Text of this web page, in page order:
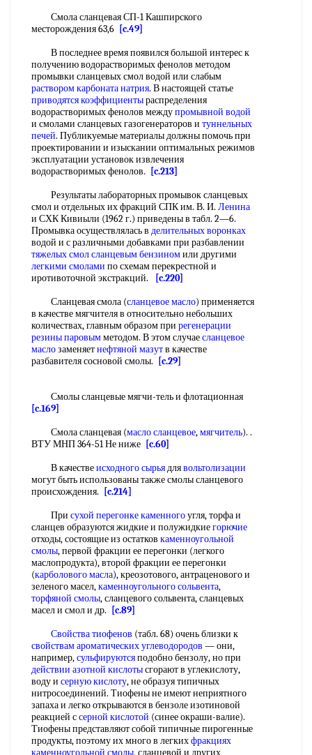
Смола сланцевая СП-1 Кашпирского
месторождения 63,6 [c.49]
В последнее время появился большой интерес к
получению водорастворимых фенолов методом
промывки сланцевых смол водой или слабым
раствором карбоната натрия. В настоящей статье
приводятся коэффициентыраспределения
водорастворимых фенолов междупромывной водой
и смолами сланцевых газогенераторов и туннельных
печей. Публикуемые материалы должны помочь при
проектировании и изыскании оптимальных режимов
эксплуатации установок извлечения
водорастворимых фенолов.
[c.213]
Результаты лабораторных промывок сланцевых
смол и отдельных их фракций СПК им. В. И. Ленина
и СХК Кивиыли (1962 г.) приведены в табл. 2—6.
Промывка осуществлялась в делительных воронках
водой и с различными добавками при разбавлении
тяжелых смолсланцевым бензиномили другими
легкими смолами по схемам перекрестной и
иротивоточной экстракций.
[c.220]
Сланцевая смола (сланцевое масло) применяется
в качестве мягчителя в относительно небольших
количествах, главным образом при регенерации
резины паровымметодом. В этом случаесланцевое
маслозаменяетнефтяной мазутв качестве
разбавителя сосновой смолы.
[c.29]
Смолы сланцевые мягчи-тель и флотационная
[c.169]
Смола сланцевая (масло сланцевое,мягчитель). .
ВТУ МНП 364-51 Не ниже [c.60]
В качествеисходного сырьядлявольтолизации
могут быть использованы также смолы сланцевого
происхождения.
[c.214]
При сухой перегонке каменногоугля, торфа и
сланцев образуются жидкие и полужидкиегорючие
отходы, состоящие из остатков каменноугольной
смолы, первой фракции ее перегонки (легкого
маслопродукта), второй фракции ее перегонки
(карболового масла), креозотового, антраценового и
зеленого масел,каменноугольного сольвента,
торфяной смолы, сланцевого сольвента, сланцевых
масел и смол и др.
[c.89]
Свойства тиофенов (табл. 68) очень близки к
свойствам ароматических углеводородов — они,
например,сульфируютсяподобно бензолу, но при
действии азотной кислотысгорают в углекислоту,
воду и серную кислоту, не образуя типичных
нитросоединений. Тиофены не имеют неприятного
запаха и легко открываются в бензоле изотиновой
реакцией ссерной кислотой (синее окраши-валие).
Тиофены представляют собой типичные пирогенные
продукты, поэтому их много в легкихфракциях
каменноугольной смолы, сланцевой и других